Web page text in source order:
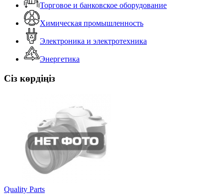
Торговое и банковское оборудование
Химическая промышленность
Электроника и электротехника
Энергетика
Сіз көрдіңіз
Quality Parts